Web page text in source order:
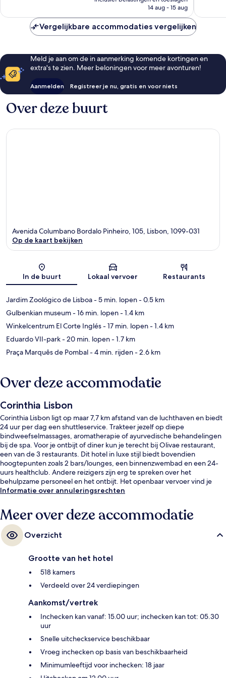
is
14 aug - 15 aug
Vergelijkbare accommodaties vergelijken
Meld je aan om de in aanmerking komende kortingen en
extra's te zien. Meer beloningen voor meer avonturen!
Aanmelden Registreer je nu, gratis en voor niets
Over deze buurt
Kaart
Avenida Columbano Bordalo Pinheiro, 105, Lisbon, 1099-031
Op de kaart bekijken
In de buurt Lokaal vervoer Restaurants
Jardim Zoológico de Lisboa- 5 min. lopen- 0.5 km
Gulbenkian museum- 16 min. lopen- 1.4 km
Winkelcentrum El Corte Inglés- 17 min. lopen- 1.4 km
Eduardo VII-park- 20 min. lopen- 1.7 km
Praça Marquês de Pombal- 4 min. rijden- 2.6 km
Over deze accommodatie
Corinthia Lisbon
Corinthia Lisbon ligt op maar 7,7 km afstand van de luchthaven en biedt
24 uur per dag een shuttleservice. Trakteer jezelf op diepe
bindweefselmassages, aromatherapie of ayurvedische behandelingen
bij de spa. Voor je ontbijt of diner kun je terecht bij Olivae restaurant,
een van de 3 restaurants. Dit hotel in luxe stijl biedt bovendien
hoogtepunten zoals 2 bars/lounges, een binnenzwembad en een 24-
uurs healthclub. Andere reizigers zijn erg te spreken over het
behulpzame personeel en het ontbijt. Het openbaar vervoer vind je
vlakbij: het is maar 6 lopen naar Station Jardim Zoológico.
Informatie over annuleringsrechten
Meer over deze accommodatie
Overzicht
Grootte van het hotel
518 kamers
Verdeeld over 24 verdiepingen
Aankomst/vertrek
Inchecken kan vanaf: 15.00 uur; inchecken kan tot: 05.30
uur
Snelle uitcheckservice beschikbaar
Vroeg inchecken op basis van beschikbaarheid
Minimumleeftijd voor inchecken: 18 jaar